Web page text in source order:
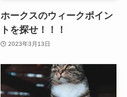
ホークスのウィークポイン
トを探せ！！！
2023年3月13日